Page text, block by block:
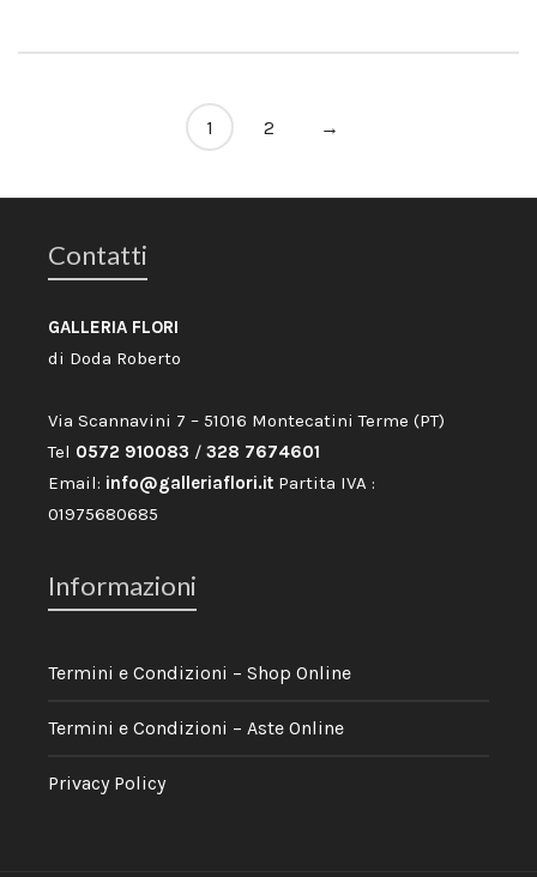
1 2 →
Contatti
GALLERIA FLORI
di Doda Roberto
Via Scannavini 7 – 51016 Montecatini Terme (PT)
Tel 0572 910083 / 328 7674601
Email: info@galleriaflori.it Partita IVA :
01975680685
Informazioni
Termini e Condizioni – Shop Online
Termini e Condizioni – Aste Online
Privacy Policy